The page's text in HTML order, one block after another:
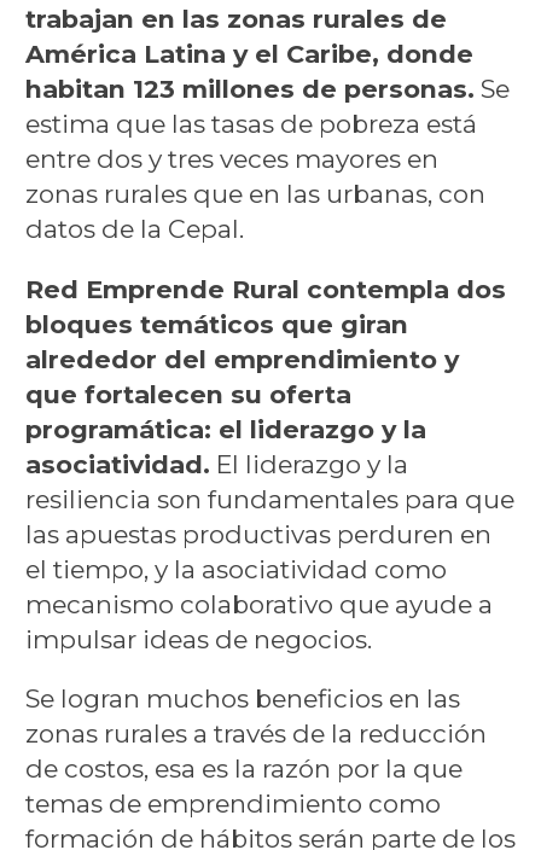
trabajan en las zonas rurales de
América Latina y el Caribe, donde
habitan 123 millones de personas. Se
estima que las tasas de pobreza está
entre dos y tres veces mayores en
zonas rurales que en las urbanas, con
datos de la Cepal.
Red Emprende Rural contempla dos
bloques temáticos que giran
alrededor del emprendimiento y
que fortalecen su oferta
programática: el liderazgo y la
asociatividad. El liderazgo y la
resiliencia son fundamentales para que
las apuestas productivas perduren en
el tiempo, y la asociatividad como
mecanismo colaborativo que ayude a
impulsar ideas de negocios.
Se logran muchos beneficios en las
zonas rurales a través de la reducción
de costos, esa es la razón por la que
temas de emprendimiento como
formación de hábitos serán parte de los